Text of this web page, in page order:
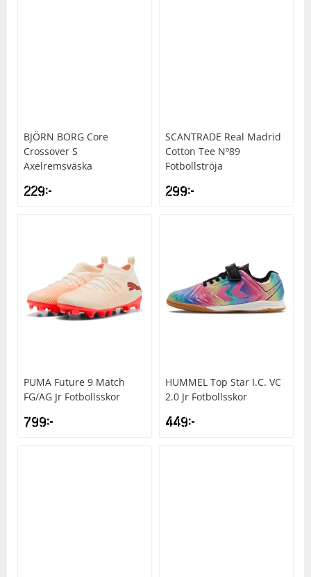
BJÖRN BORG Core
Crossover S
Axelremsväska
229kr
SCANTRADE Real Madrid
Cotton Tee Nº89
Fotbollströja
299kr
PUMA Future 9 Match
FG/AG Jr Fotbollsskor
799kr
HUMMEL Top Star I.C. VC
2.0 Jr Fotbollsskor
449kr